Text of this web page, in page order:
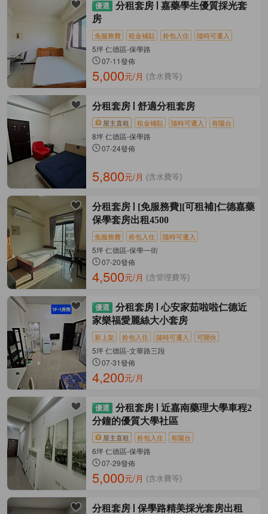
分租套房
嘉藥學生優質採光套
房
免服務費 租金補貼 拎包入住 隨時可遷入
5坪 仁德區-保學路
07-11發佈
5,000元/月 (含水費等)
分租套房 舒適分租套房
屋主直租 租金補貼 隨時可遷入 有陽台
8坪 仁德區-保學路
07-24發佈
5,800元/月 (含水費等)
分租套房
[免服務費][可租補]仁德嘉藥
保學套房出租4500
免服務費 拎包入住 隨時可遷入
5坪 仁德區-保學一街
07-20發佈
4,500元/月 (含管理費等)
分租套房
心安家茹啦啦仁德近
家樂福愛麗絲大小套房
新上架 拎包入住 隨時可遷入 可開伙
5坪 仁德區-文華路三段
07-31發佈
4,200元/月
分租套房
近嘉南藥理大學車程2
分鐘的優質大學社區
屋主直租 拎包入住 有陽台
6坪 仁德區-保學路
07-29發佈
5,000元/月 (含水費等)
分租套房
保學路精美採光套房出租